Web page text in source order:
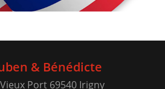
& Bénédicte
Port 69540 Irigny